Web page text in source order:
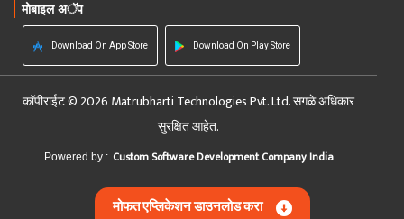
मोबाइल अॅप
Download On App Store Download On Play Store
कॉपीराईट © 2026 Matrubharti Technologies Pvt. Ltd. सगळे अधिकार
सुरक्षित आहेत.
Powered by : Custom Software Development Company India
मोफत एप्लिकेशन डाउनलोड करा